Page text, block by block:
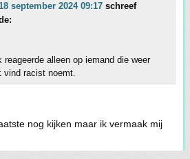
september 2024 09:17 schreef
alleen op iemand die weer
vind racist noemt.
nog kijken maar ik vermaak mij